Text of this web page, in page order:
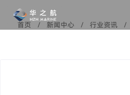
首页 / 新闻中心 / 行业资讯 /